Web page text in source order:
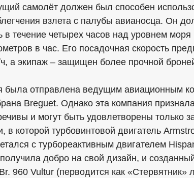
самолёт должен был способен
взлета с палубы авианосца. Он
в течение четырех часов над уровнем моря
в час. Его посадочная скорость
а экипаж – защищен более прочной
была отправлена ведущим авиационным
Breguet. Однако эта компания
и могут быть удовлетворены только
в которой турбовинтовой двигатель
с турбореактивным двигателем
добро на свой дизайн, и
960 Vultur (перводится как «Стервятник»